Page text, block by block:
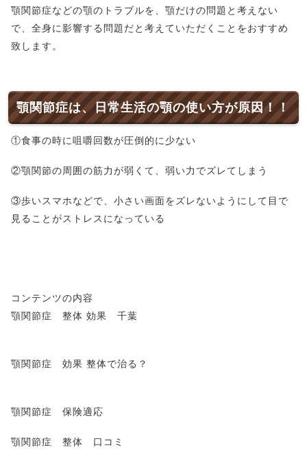
顎関節症などの顎のトラブルを、顎だけの問題と考えない
で、全身に影響する問題だと考えていただくことをおすすめ
致します。
顎関節症は、日常生活の顎の使い方が原因！！
①食事の時に咀嚼回数が圧倒的に少ない
②顎関節の周囲の筋力が弱くて、弱い力でズレてしまう
③歩いスマホなどで、小さい画面をズレないようにして目で
見ることがストレスになっている
コンテンツの内容
顎関節症 整体 効果 千葉
顎関節症 効果 整体で治る？
顎関節症 保険適応
顎関節症 整体 口コミ